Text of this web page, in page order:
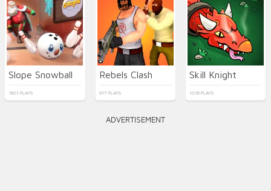
Slope Snowball
1601 PLAYS
Rebels Clash
917 PLAYS
Skill Knight
1016 PLAYS
ADVERTISEMENT